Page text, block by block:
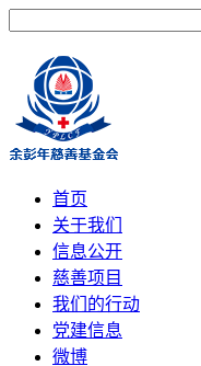
首页
关于我们
信息公开
慈善项目
我们的行动
党建信息
微博